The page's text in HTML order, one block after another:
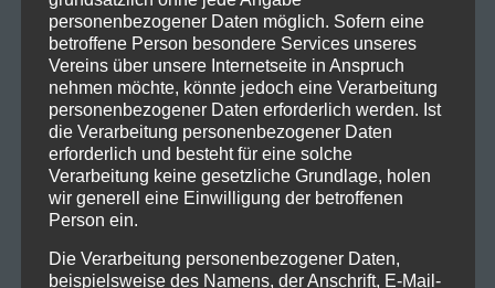
personenbezogener Daten möglich. Sofern eine
betroffene Person besondere Services unseres
Vereins über unsere Internetseite in Anspruch
nehmen möchte, könnte jedoch eine Verarbeitung
personenbezogener Daten erforderlich werden. Ist
die Verarbeitung personenbezogener Daten
erforderlich und besteht für eine solche
Verarbeitung keine gesetzliche Grundlage, holen
wir generell eine Einwilligung der betroffenen
Person ein.
Die Verarbeitung personenbezogener Daten,
beispielsweise des Namens, der Anschrift, E-Mail-